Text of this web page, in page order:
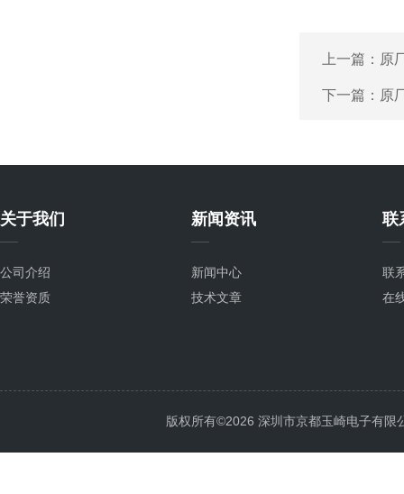
上一篇： 原
下一篇： 原
关于我们
公司介绍
荣誉资质
新闻资讯
新闻中心
技术文章
联
联
在
版权所有©2026 深圳市京都玉崎电子有